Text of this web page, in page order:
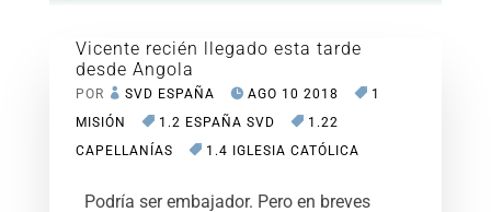
Vicente recién llegado esta tarde
desde Angola
POR SVD ESPAÑA AGO 10 2018
1
MISIÓN
1.2 ESPAÑA SVD
1.22
CAPELLANÍAS
1.4 IGLESIA CATÓLICA
Podría ser embajador. Pero en breves